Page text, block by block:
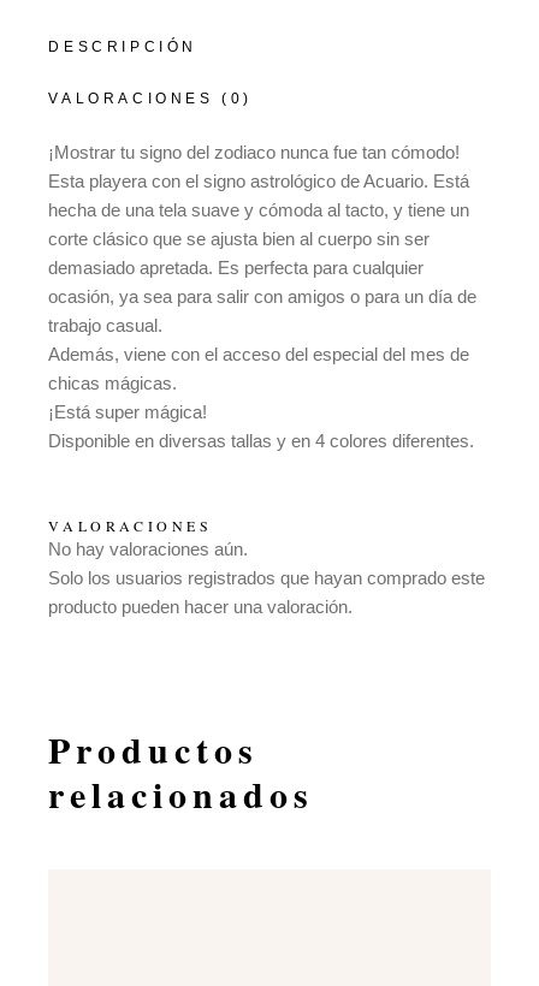
DESCRIPCIÓN
VALORACIONES (0)
¡Mostrar tu signo del zodiaco nunca fue tan cómodo!
Esta playera con el signo astrológico de Acuario. Está
hecha de una tela suave y cómoda al tacto, y tiene un
corte clásico que se ajusta bien al cuerpo sin ser
demasiado apretada. Es perfecta para cualquier
ocasión, ya sea para salir con amigos o para un día de
trabajo casual.
Además, viene con el acceso del especial del mes de
chicas mágicas.
¡Está super mágica!
Disponible en diversas tallas y en 4 colores diferentes.
VALORACIONES
No hay valoraciones aún.
Solo los usuarios registrados que hayan comprado este
producto pueden hacer una valoración.
Productos
relacionados